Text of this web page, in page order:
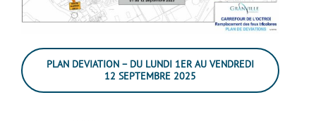
PLAN DEVIATION – DU LUNDI 1ER AU VENDREDI
12 SEPTEMBRE 2025